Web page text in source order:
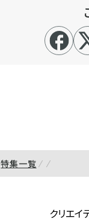
特集一覧
クリエイ